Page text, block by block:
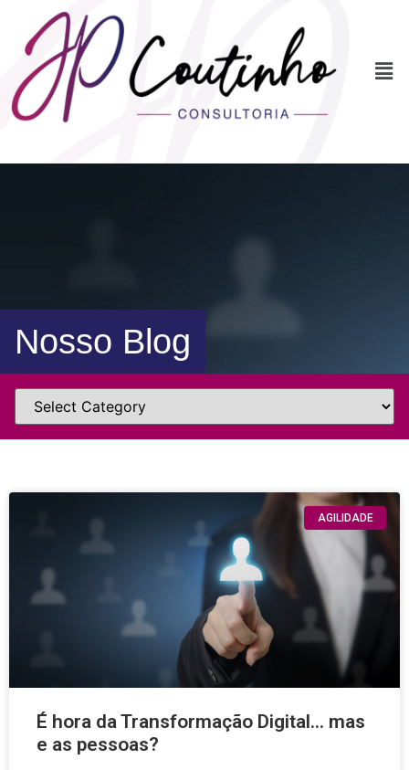
Nosso Blog
AGILIDADE
É hora da Transformação Digital… mas
e as pessoas?